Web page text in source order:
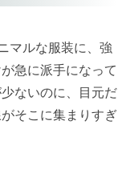
マルな服装に、強
急に派手になって
ないのに、目元だ
そこに集まりすぎ